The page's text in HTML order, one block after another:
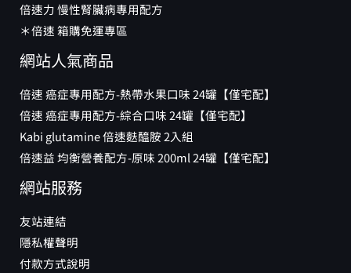
倍速力 慢性腎臟病專用配方
＊倍速 箱購免運專區
網站人氣商品
倍速 癌症專用配方-熱帶水果口味 24罐【僅宅配】
倍速 癌症專用配方-綜合口味 24罐【僅宅配】
Kabi glutamine 倍速麩醯胺 2入組
倍速益 均衡營養配方-原味 200ml 24罐【僅宅配】
網站服務
友站連結
隱私權聲明
付款方式說明